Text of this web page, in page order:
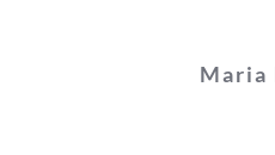
Maria